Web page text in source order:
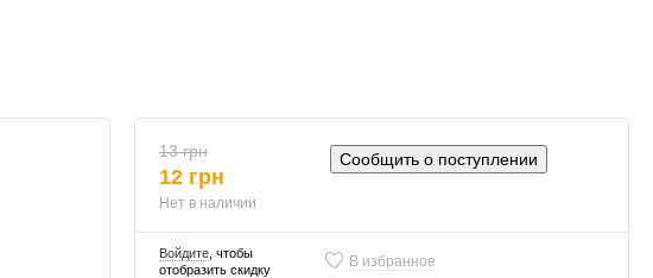
13 грн
12 грн
Нет в наличии
Сообщить о поступлении
Войдите, чтобы
отобразить скидку
В избранное